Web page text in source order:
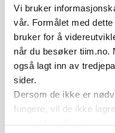
Vi bruker
vår. Formålet med
bruker for å
når du besøker tiim.no.
også lagt inn av
sider.
Dersom de ikke er
fungere, vil de ikke
Variasjoner
Øke farten i steget
Øke lengden på
Øke kravet til
underlag
Øke kravet til
vektvest
Øke kompleksitet